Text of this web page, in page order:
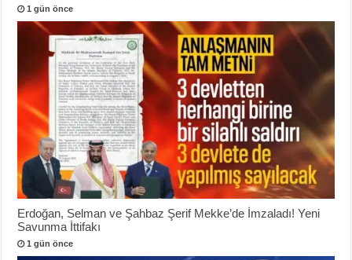
1 gün önce
Erdoğan, Selman ve Şahbaz Şerif Mekke’de İmzaladı! Yeni
Savunma İttifakı
1 gün önce